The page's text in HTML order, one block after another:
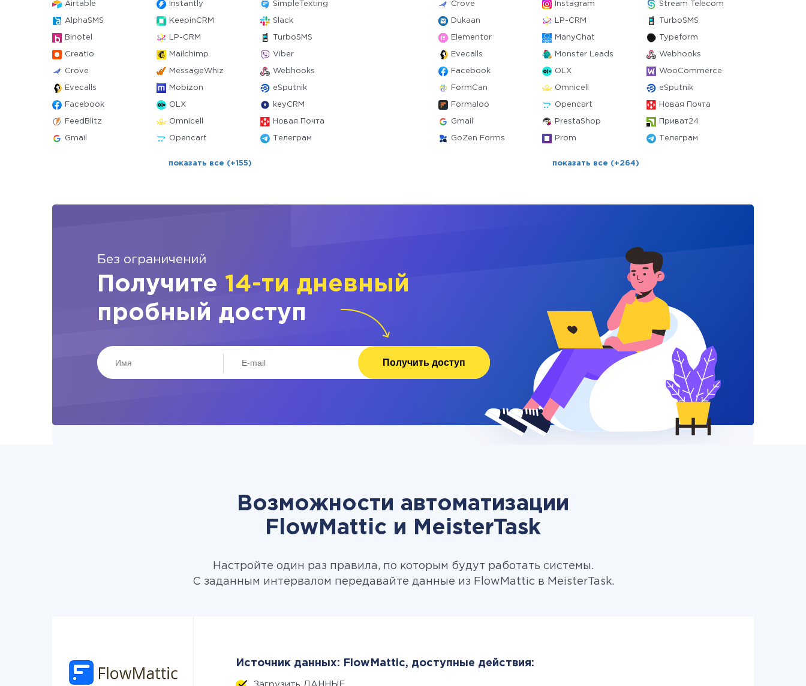
Airtable Instantly SimpleTexting
AlphaSMS KeepinCRM Slack
Binotel LP-CRM TurboSMS
Creatio Mailchimp Viber
Crove MessageWhiz Webhooks
Evecalls Mobizon eSputnik
Facebook OLX keyCRM
FeedBlitz Omnicell Новая Почта
Gmail Opencart Телеграм
показать все (+155)
Crove Instagram Stream Telecom
Dukaan LP-CRM TurboSMS
Elementor ManyChat Typeform
Evecalls Monster Leads Webhooks
Facebook OLX WooCommerce
FormCan Omnicell eSputnik
Formaloo Opencart Новая Почта
Gmail PrestaShop Приват24
GoZen Forms Prom Телеграм
показать все (+264)
Без ограничений
Получите 14-ти дневный
пробный доступ
Получить доступ
Возможности автоматизации
FlowMattic и MeisterTask
Настройте один раз правила, по которым будут работать системы.
С заданным интервалом передавайте данные из FlowMattic в MeisterTask.
Источник данных: FlowMattic, доступные действия: